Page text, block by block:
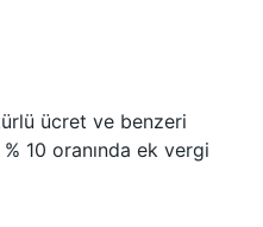
ücret ve benzeri
10 oranında ek vergi